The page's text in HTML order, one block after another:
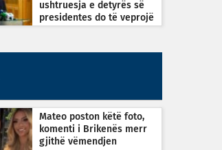
ushtruesja e detyrës së
presidentes do të veprojë
Mateo poston këtë foto,
komenti i Brikenës merr
gjithë vëmendjen